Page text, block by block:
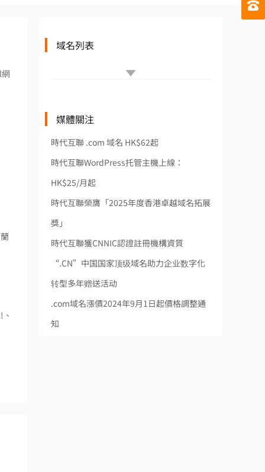
域名列表
媒體關注
時代互聯 .com 域名 HK$62起
時代互聯WordPress托管主機上線：
HK$25/月起
時代互聯榮膺「2025年度香港卓越域名拓展
獎」
時代互聯獲CNNIC認證註冊機構資質
“.CN”中国国家顶级域名助力企业数字化
转型多年赠送活动
.com域名漲價2024年9月1日起價格調整通
知